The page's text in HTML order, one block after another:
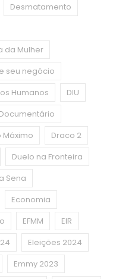
Desmatamento
da Mulher
seu negócio
Humanos
DIU
Documentário
Máximo
Draco 2
Duelo na Fronteira
Sena
Economia
EFMM
EIR
Eleições 2024
Emmy 2023